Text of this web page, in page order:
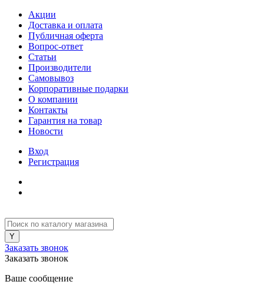
Акции
Доставка и оплата
Публичная оферта
Вопрос-ответ
Статьи
Производители
Самовывоз
Корпоративные подарки
О компании
Контакты
Гарантия на товар
Новости
Вход
Регистрация
Заказать звонок
Заказать звонок
Ваше сообщение